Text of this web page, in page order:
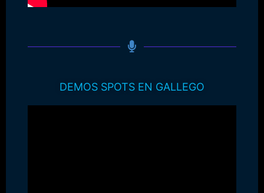
DEMOS SPOTS EN GALLEGO